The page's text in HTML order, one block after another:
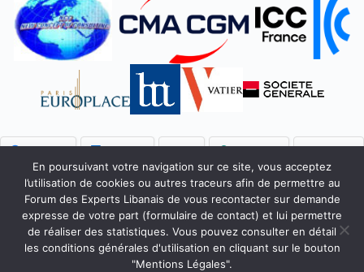
Facebook LinkedIn X WhatsApp Bluesky
Accueil Qui sommes-nous ?
Faire un don
Accès Membres
Rejoignez-nous
Mentions Légales
Contact
Copyright © 2026 Forum des Experts Libanais.
En poursuivant votre navigation sur ce site, vous acceptez
l’utilisation de cookies ou autres traceurs afin de permettre au
Forum des Experts Libanais de vous recontacter sur demande
expresse de votre part (formulaire de contact) et lui permettre
de réaliser des statistiques. Vous pouvez consulter en détail
les conditions générales d'utilisation en cliquant sur le bouton
"Mentions Légales".